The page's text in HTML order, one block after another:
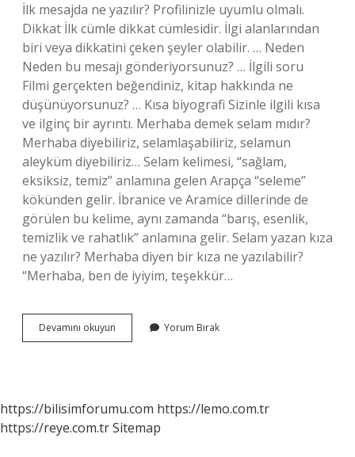
İlk mesajda ne yazılır? Profilinizle uyumlu olmalı.
Dikkat İlk cümle dikkat cümlesidir. İlgi alanlarından
biri veya dikkatini çeken şeyler olabilir. … Neden
Neden bu mesajı gönderiyorsunuz? … İlgili soru
Filmi gerçekten beğendiniz, kitap hakkında ne
düşünüyorsunuz? … Kısa biyografi Sizinle ilgili kısa
ve ilginç bir ayrıntı. Merhaba demek selam mıdır?
Merhaba diyebiliriz, selamlaşabiliriz, selamun
aleyküm diyebiliriz… Selam kelimesi, “sağlam,
eksiksiz, temiz” anlamına gelen Arapça “seleme”
kökünden gelir. İbranice ve Aramice dillerinde de
görülen bu kelime, aynı zamanda “barış, esenlik,
temizlik ve rahatlık” anlamına gelir. Selam yazan kıza
ne yazılır? Merhaba diyen bir kıza ne yazılabilir?
“Merhaba, ben de iyiyim, teşekkür…
Devamını okuyun
Mesaj
Yorum Bırak
https://bilisimforumu.com https://lemo.com.tr
https://reye.com.trSitemap